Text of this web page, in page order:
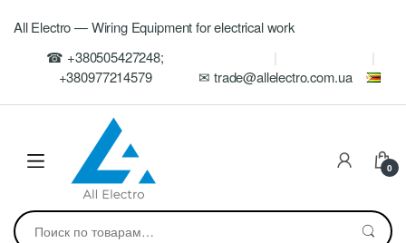
navigation
All Electro — Wiring Equipment for electrical work
☎ +380505427248;
+380977214579
✉ trade@allelectro.com.ua
0
Искать: